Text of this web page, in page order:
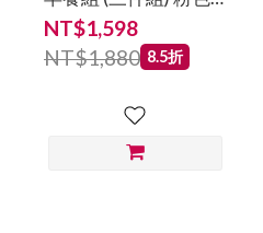
Jolie Dots Gold
Pink（禮盒附盒子）
NT$1,598
NT$1,880 8.5折